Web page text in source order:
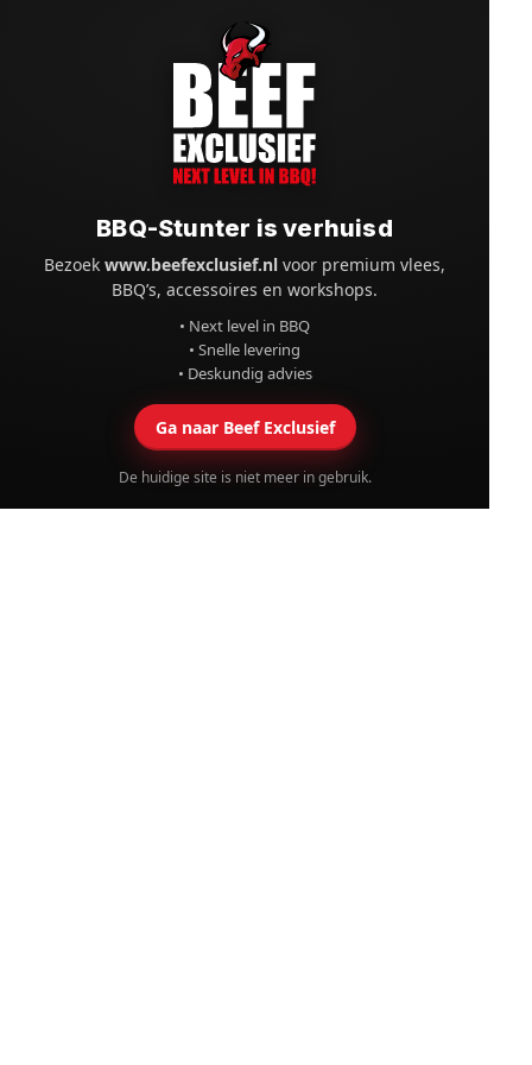
BBQ-Stunter is verhuisd
Bezoekwww.beefexclusief.nl voor premium vlees,
BBQ’s, accessoires en workshops.
• Next level in BBQ
• Snelle levering
• Deskundig advies
Ga naar Beef Exclusief
De huidige site is niet meer in gebruik.